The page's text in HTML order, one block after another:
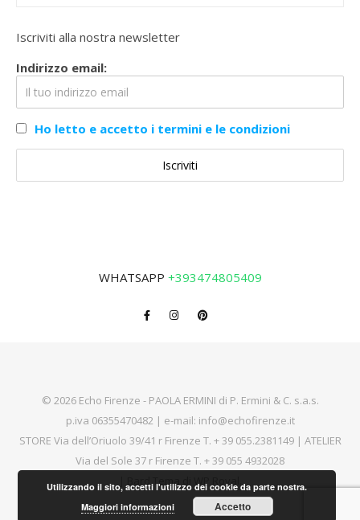
Iscriviti alla nostra newsletter
Indirizzo email:
Ho letto e accetto i termini e le condizioni
WHATSAPP +393474805409
© 2026 Echo Firenze - PAOLA ERMINI di P. Ermini & C. s.a.s.
p.iva 06355470482 | e-mail: info@echofirenze.it
STORE Via dell’Oriuolo 39/41 r Firenze T. + 39 055.2381149| ATELIER
Via del Sole 37 r Firenze T. + 39 055 4932028
Bard Tema di WP Royal
Utilizzando il sito, accetti l'utilizzo dei cookie da parte nostra.
Maggiori informazioni
Accetto